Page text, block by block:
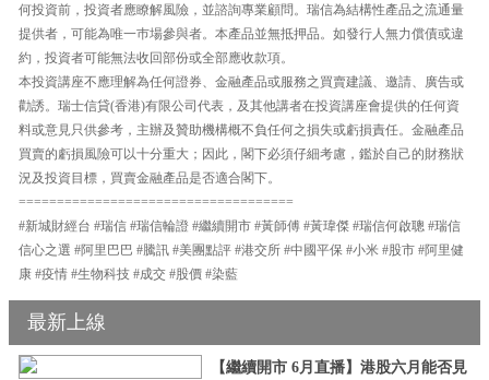
何投資前，投資者應瞭解風險，並諮詢專業顧問。瑞信為結構性產品之流通量
提供者，可能為唯一巿場參與者。本產品並無抵押品。如發行人無力償債或違
約，投資者可能無法收回部份或全部應收款項。
本投資講座不應理解為任何證券、金融產品或服務之買賣建議、邀請、廣告或
勸誘。瑞士信貸(香港)有限公司代表，及其他講者在投資講座會提供的任何資
料或意見只供參考，主辦及贊助機構概不負任何之損失或虧損責任。金融產品
買賣的虧損風險可以十分重大；因此，閣下必須仔細考慮，鑑於自己的財務狀
況及投資目標，買賣金融產品是否適合閣下。
====================================
#新城財經台 #瑞信 #瑞信輪證 #繼續開市 #黃師傅 #黃瑋傑 #瑞信何啟聰 #瑞信
信心之選 #阿里巴巴 #騰訊 #美團點評 #港交所 #中國平保 #小米 #股市 #阿里健
康 #疫情 #生物科技 #成交 #股價 #染藍
最新上線
【繼續開市 6月直播】港股六月能否見